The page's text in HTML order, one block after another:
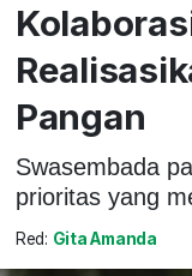
Pangan
Swasembada
prioritas yang
Red: Gita Amanda